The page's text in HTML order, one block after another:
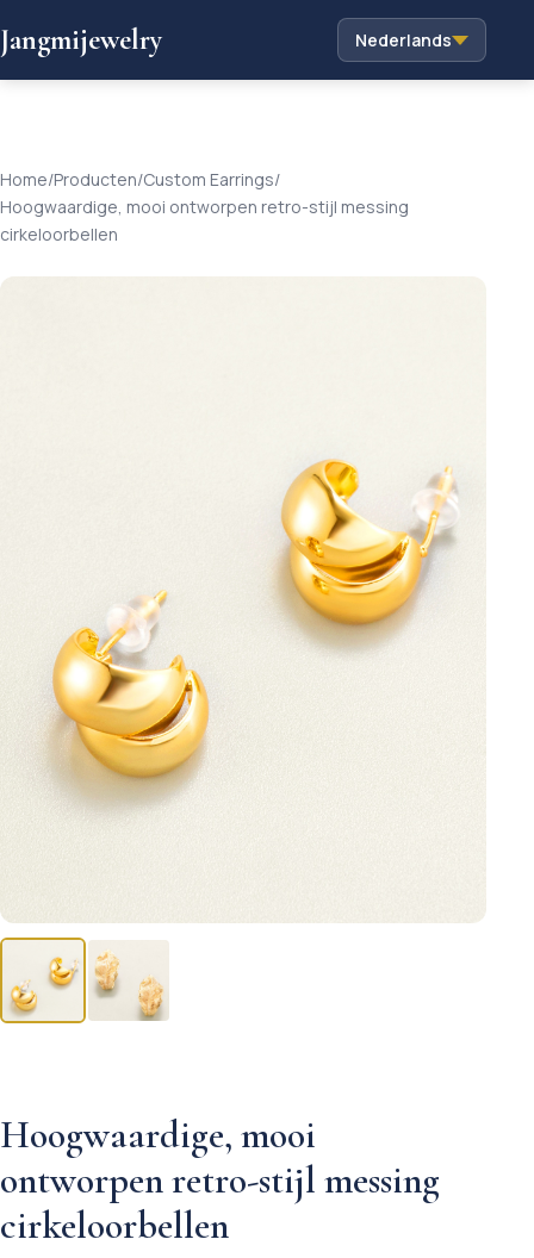
Jangmijewelry Nederlands
Home/Producten/Custom Earrings/
Hoogwaardige, mooi ontworpen retro-stijl messing
cirkeloorbellen
Hoogwaardige, mooi
ontworpen retro-stijl messing
cirkeloorbellen